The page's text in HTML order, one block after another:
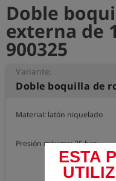
ESTA
Doble
externa de
900325
Variante:
Material: latón niquelado
Presión máxima: 25 bar